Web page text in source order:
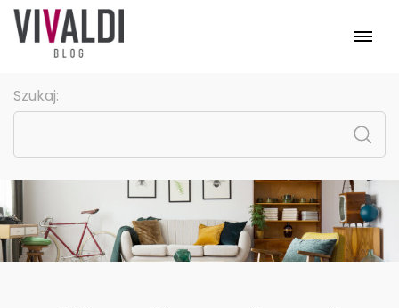
Szukaj:
Kolekcje
Promocje
Strona główna